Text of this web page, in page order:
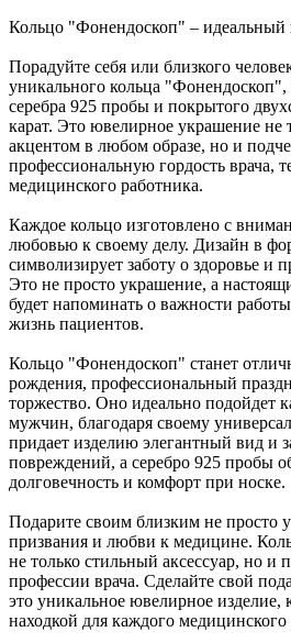
Кольцо "Фонендоскоп" – идеальный
Порадуйте себя или близкого
уникального кольца
серебра 925 пробы и покрытого
карат. Это ювелирное украшение не
акцентом в любом образе, но и
профессиональную гордость врача,
медицинского работника.
Каждое кольцо изготовлено с
любовью к своему делу. Дизайн в
символизирует заботу о здоровье и
Это не просто украшение, а
будет напоминать о важности
жизнь пациентов.
Кольцо "Фонендоскоп" станет
рождения, профессиональный
торжество. Оно идеально подойдет
мужчин, благодаря своему
придает изделию элегантный вид и
повреждений, а серебро 925 пробы
долговечность и комфорт при носке.
Подарите своим близким не просто
призвания и любви к медицине.
не только стильный аксессуар, но и
профессии врача. Сделайте свой
это уникальное ювелирное изделие,
находкой для каждого медицинского